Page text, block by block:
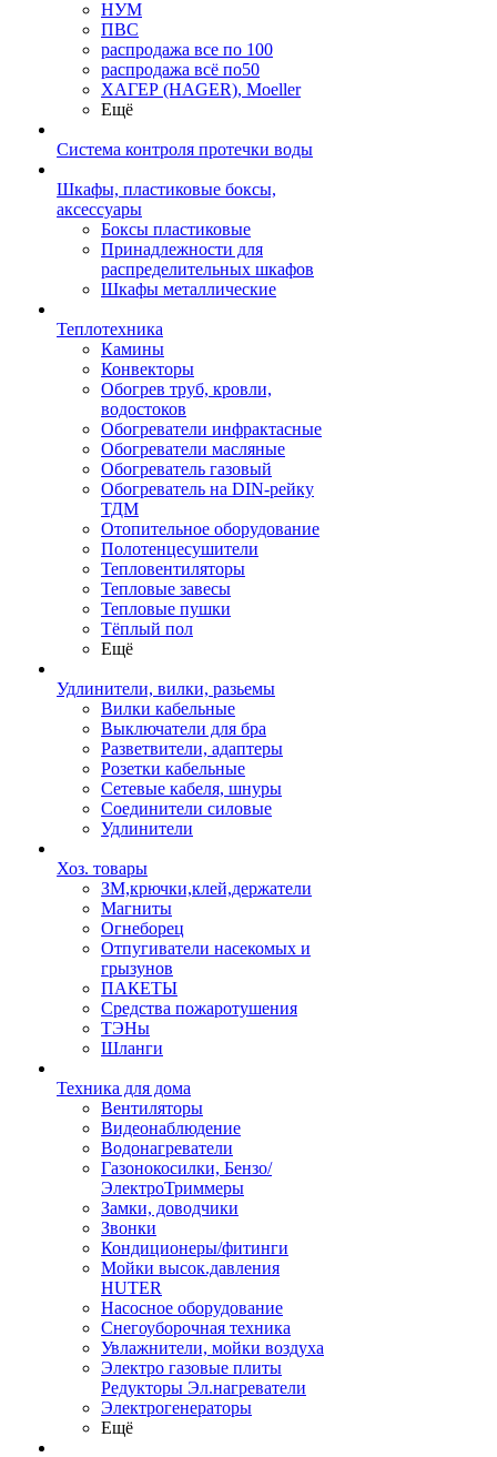
НУМ
ПВС
распродажа все по 100
распродажа всё по50
ХАГЕР (HAGER), Moeller
Ещё
Система контроля протечки воды
Шкафы, пластиковые боксы,
аксессуары
Боксы пластиковые
Принадлежности для
распределительных шкафов
Шкафы металлические
Теплотехника
Камины
Конвекторы
Обогрев труб, кровли,
водостоков
Обогреватели инфрактасные
Обогреватели масляные
Обогреватель газовый
Обогреватель на DIN-рейку
ТДМ
Отопительное оборудование
Полотенцесушители
Тепловентиляторы
Тепловые завесы
Тепловые пушки
Тёплый пол
Ещё
Удлинители, вилки, разьемы
Вилки кабельные
Выключатели для бра
Разветвители, адаптеры
Розетки кабельные
Сетевые кабеля, шнуры
Соединители силовые
Удлинители
Хоз. товары
ЗМ,крючки,клей,держатели
Магниты
Огнеборец
Отпугиватели насекомых и
грызунов
ПАКЕТЫ
Средства пожаротушения
ТЭНы
Шланги
Техника для дома
Вентиляторы
Видеонаблюдение
Водонагреватели
Газонокосилки, Бензо/
ЭлектроТриммеры
Замки, доводчики
Звонки
Кондиционеры/фитинги
Мойки высок.давления
HUTER
Насосное оборудование
Снегоуборочная техника
Увлажнители, мойки воздуха
Электро газовые плиты
Редукторы Эл.нагреватели
Электрогенераторы
Ещё